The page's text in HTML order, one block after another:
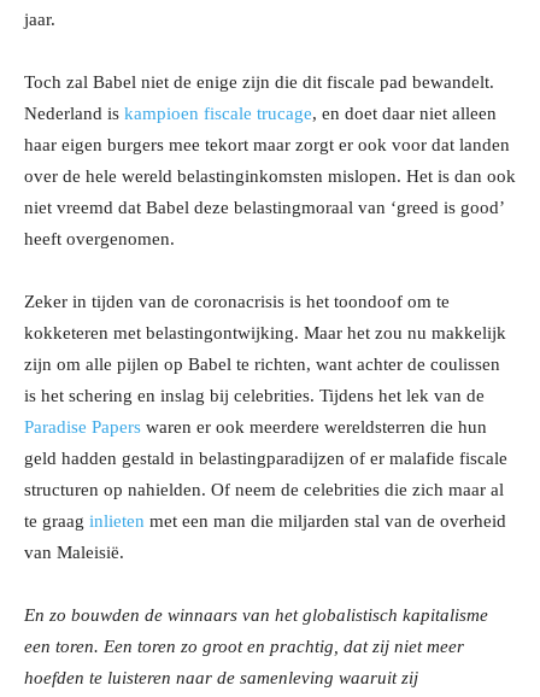
jaar.
Toch zal Babel niet de enige zijn die dit fiscale pad bewandelt.
Nederland is kampioen fiscale trucage, en doet daar niet alleen
haar eigen burgers mee tekort maar zorgt er ook voor dat landen
over de hele wereld belastinginkomsten mislopen. Het is dan ook
niet vreemd dat Babel deze belastingmoraal van ‘greed is good’
heeft overgenomen.
Zeker in tijden van de coronacrisis is het toondoof om te
kokketeren met belastingontwijking. Maar het zou nu makkelijk
zijn om alle pijlen op Babel te richten, want achter de coulissen
is het schering en inslag bij celebrities. Tijdens het lek van de
Paradise Papers waren er ook meerdere wereldsterren die hun
geld hadden gestald in belastingparadijzen of er malafide fiscale
structuren op nahielden. Of neem de celebrities die zich maar al
te graag inlieten met een man die miljarden stal van de overheid
van Maleisië.
En zo bouwden de winnaars van het globalistisch kapitalisme
een toren. Een toren zo groot en prachtig, dat zij niet meer
hoefden te luisteren naar de samenleving waaruit zij